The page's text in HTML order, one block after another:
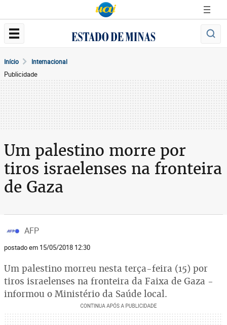
Início Internacional
Publicidade
Um palestino morre por
tiros israelenses na fronteira
de Gaza
AFP
postado em 15/05/2018 12:30
Um palestino morreu nesta terça-feira (15) por
tiros israelenses na fronteira da Faixa de Gaza -
informou o Ministério da Saúde local.